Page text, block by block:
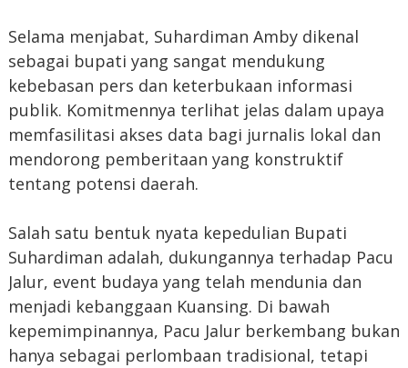
Selama menjabat, Suhardiman Amby dikenal
sebagai bupati yang sangat mendukung
kebebasan pers dan keterbukaan informasi
publik. Komitmennya terlihat jelas dalam upaya
memfasilitasi akses data bagi jurnalis lokal dan
mendorong pemberitaan yang konstruktif
tentang potensi daerah.
Salah satu bentuk nyata kepedulian Bupati
Suhardiman adalah, dukungannya terhadap Pacu
Jalur, event budaya yang telah mendunia dan
menjadi kebanggaan Kuansing. Di bawah
kepemimpinannya, Pacu Jalur berkembang bukan
hanya sebagai perlombaan tradisional, tetapi